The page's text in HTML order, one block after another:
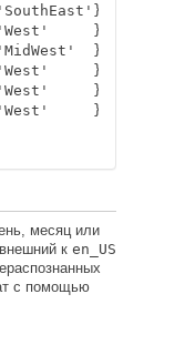
}
}
}
}
}
месяц или
к en_US
с помощью